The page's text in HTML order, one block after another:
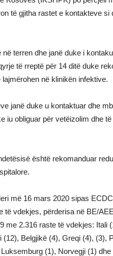
të gjitha rastet e kontakteve si
terren dhe janë duke i
të rreptë për 14 ditë duke
në klinikën infektive.
janë duke u kontaktuar dhe
iu obliguar për vetëizolim dhe
është rekomanduar
më 16 mars 2020 sipas
të vdekjes, përderisa në BE/
me 2.316 raste të vdekjes: Itali
Belgjikë (4), Greqi (4), (3),
(1), Norvegji (1) dhe